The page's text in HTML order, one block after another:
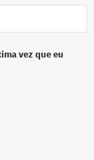
vez que eu